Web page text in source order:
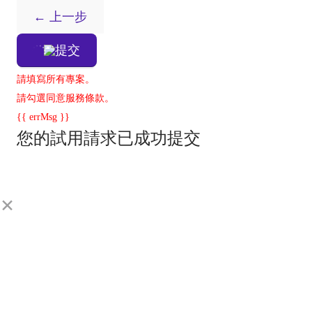
← 上一步
提交
請填寫所有專案。
請勾選同意服務條款。
{{ errMsg }}
您的試用請求已成功提交
×